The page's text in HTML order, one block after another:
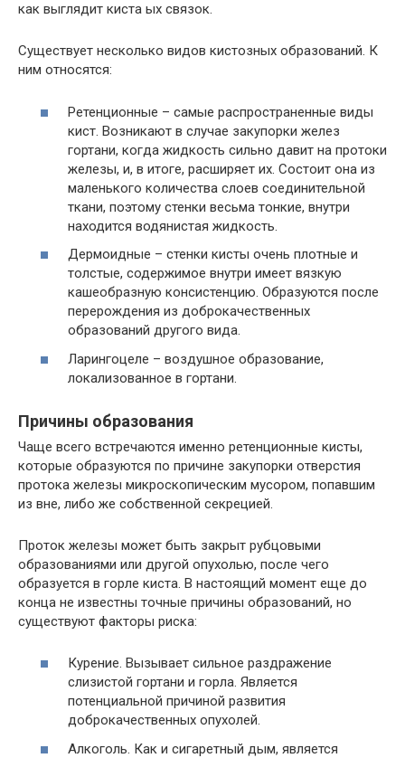
как выглядит киста ых связок.
Существует несколько видов кистозных образований. К
ним относятся:
Ретенционные – самые распространенные виды
кист. Возникают в случае закупорки желез
гортани, когда жидкость сильно давит на протоки
железы, и, в итоге, расширяет их. Состоит она из
маленького количества слоев соединительной
ткани, поэтому стенки весьма тонкие, внутри
находится водянистая жидкость.
Дермоидные – стенки кисты очень плотные и
толстые, содержимое внутри имеет вязкую
кашеобразную консистенцию. Образуются после
перерождения из доброкачественных
образований другого вида.
Ларингоцеле – воздушное образование,
локализованное в гортани.
Причины образования
Чаще всего встречаются именно ретенционные кисты,
которые образуются по причине закупорки отверстия
протока железы микроскопическим мусором, попавшим
из вне, либо же собственной секрецией.
Проток железы может быть закрыт рубцовыми
образованиями или другой опухолью, после чего
образуется в горле киста. В настоящий момент еще до
конца не известны точные причины образований, но
существуют факторы риска:
Курение. Вызывает сильное раздражение
слизистой гортани и горла. Является
потенциальной причиной развития
доброкачественных опухолей.
Алкоголь. Как и сигаретный дым, является